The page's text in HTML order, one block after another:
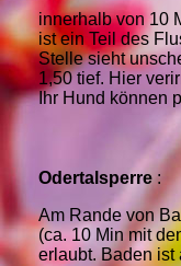
innerhalb von 10
ist ein Teil des
Stelle sieht
1,50 tief. Hier
Ihr Hund können
Odertalsperre:
Am Rande von
(ca. 10 Min mit
erlaubt. Baden ist